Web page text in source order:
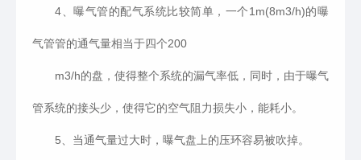
4 、曝气管的配气系统比较简单，一个1m(8m3/h)的曝
气管管的通气量相当于四个200
m3/h的盘，使得整个系统的漏气率低，同时，由于曝气
管系统的接头少，使得它的空气阻力损失小，能耗小。
5、当通气量过大时，曝气盘上的压环容易被吹掉。